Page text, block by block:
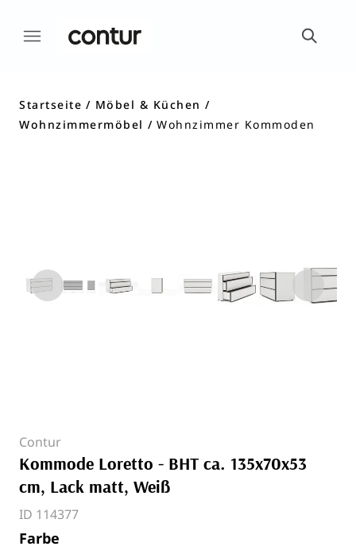
Startseite
Möbel & Küchen
Wohnzimmermöbel
Wohnzimmer Kommoden
Contur
Kommode Loretto - BHT ca. 135x70x53
cm, Lack matt, Weiß
ID 114377
Farbe